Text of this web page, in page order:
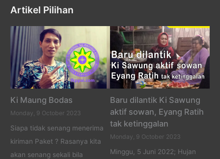
Artikel Pilihan
Ki Maung Bodas
Monday, 9 October 2023
Siapa tidak senang menerima
kiriman Paket ? Rasanya kita
akan senang sekali bila
Baru dilantik Ki Sawung
aktif sowan, Eyang Ratih
tak ketinggalan
Monday, 9 October 2023
Minggu, 5 Juni 2022; Hujan